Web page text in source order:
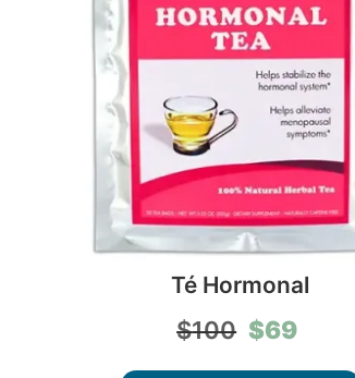
Té Hormonal
$100 El
precio
$69